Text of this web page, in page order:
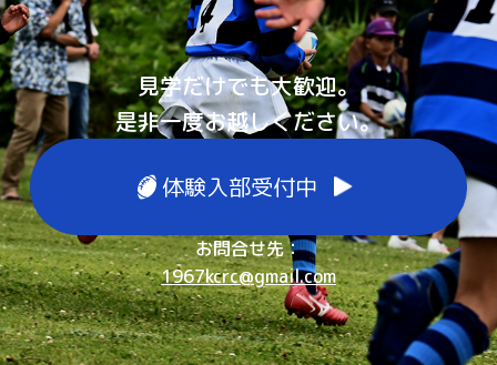
見学だけでも大歓迎。
是非一度お越しください。
体験入部受付中
お問合せ先：
1967kcrc@gmail.com